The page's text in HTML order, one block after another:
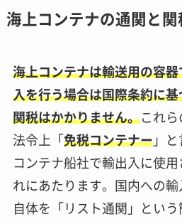
海上コンテナの通関と関
海上コンテナは輸送用の容
入を行う場合は国際条約に
関税はかかりません。これら
法令上「 免税コンテナー」と
コンテナ船社で輸出入に使
れにあたります。国内への
自体を「リスト通関」とい